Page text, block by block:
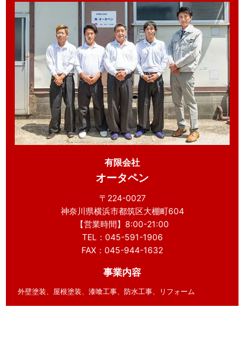
有限会社
オータペン
〒224-0027
神奈川県横浜市都筑区大棚町604
【営業時間】8:00-21:00
TEL：045-591-1906
FAX：045-944-1632
事業内容
外壁塗装、屋根塗装、漆喰工事、防水工事、リフォーム